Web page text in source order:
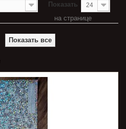
Показать 24
на странице
Показать все